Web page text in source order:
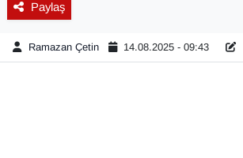
Paylaş
Ramazan Çetin 14.08.2025 - 09:43
Emlak
En çok konuşulanlar